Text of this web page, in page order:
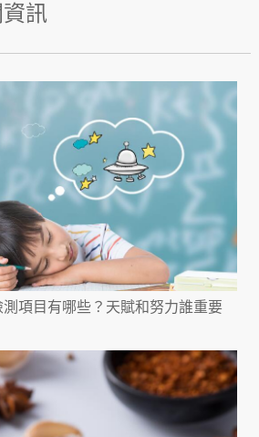
訊
項目有哪些？天賦和努力誰重要